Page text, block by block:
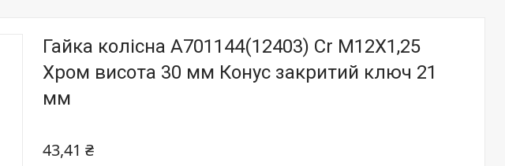
Гайка колісна A701144(12403) Cr M12X1,25
Хром висота 30 мм Конус закритий ключ 21
мм
43,41 ₴